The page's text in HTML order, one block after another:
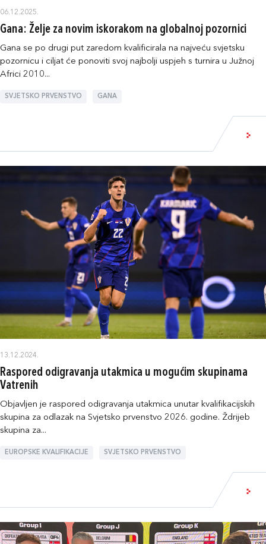
06.12.2025.
Gana: Želje za novim iskorakom na globalnoj pozornici
Gana se po drugi put zaredom kvalificirala na najveću svjetsku
pozornicu i ciljat će ponoviti svoj najbolji uspjeh s turnira u Južnoj
Africi 2010...
SVJETSKO PRVENSTVO GANA
13.12.2024.
Raspored odigravanja utakmica u mogućim skupinama
Vatrenih
Objavljen je raspored odigravanja utakmica unutar kvalifikacijskih
skupina za odlazak na Svjetsko prvenstvo 2026. godine. Ždrijeb
skupina za...
EUROPSKE KVALIFIKACIJE SVJETSKO PRVENSTVO